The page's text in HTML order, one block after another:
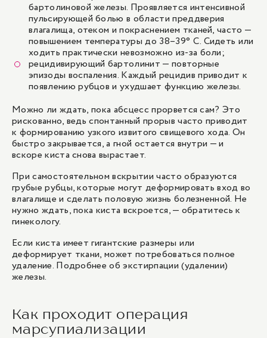
бартолиновой железы. Проявляется интенсивной
пульсирующей болью в области преддверия
влагалища, отеком и покраснением тканей, часто —
повышением температуры до 38–39° C. Сидеть или
ходить практически невозможно из-за боли;
рецидивирующий бартолинит — повторные
эпизоды воспаления. Каждый рецидив приводит к
появлению рубцов и ухудшает функцию железы.
Можно ли ждать, пока абсцесс прорвется сам? Это
рискованно, ведь спонтанный прорыв часто приводит
к формированию узкого извитого свищевого хода. Он
быстро закрывается, а гной остается внутри — и
вскоре киста снова вырастает.
При самостоятельном вскрытии часто образуются
грубые рубцы, которые могут деформировать вход во
влагалище и сделать половую жизнь болезненной. Не
нужно ждать, пока киста вскроется, — обратитесь к
гинекологу.
Если киста имеет гигантские размеры или
деформирует ткани, может потребоваться полное
удаление. Подробнее об экстирпации(удалении)
железы.
Как проходит операция
марсупиализации